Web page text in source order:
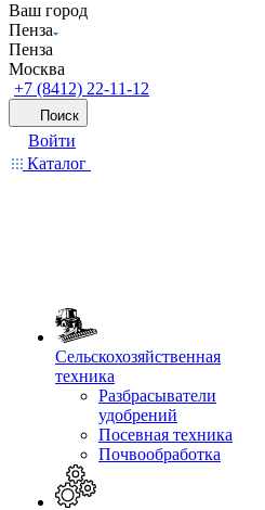
Ваш город
Пенза
Пенза
Москва
+7 (8412) 22-11-12
Поиск
Войти
Каталог
Сельскохозяйственная
техника
Разбрасыватели
удобрений
Посевная техника
Почвообработка